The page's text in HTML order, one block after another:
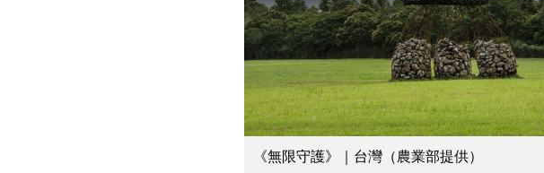
《無限守護》｜台灣（農業部提供）